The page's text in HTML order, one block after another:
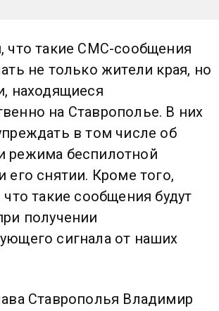
что такие СМС-сообщения
не только жители края, но
находящиеся
на Ставрополье. В них
в том числе об
режима беспилотной
его снятии. Кроме того,
что такие сообщения будут
получении
сигнала от наших
Ставрополья Владимир